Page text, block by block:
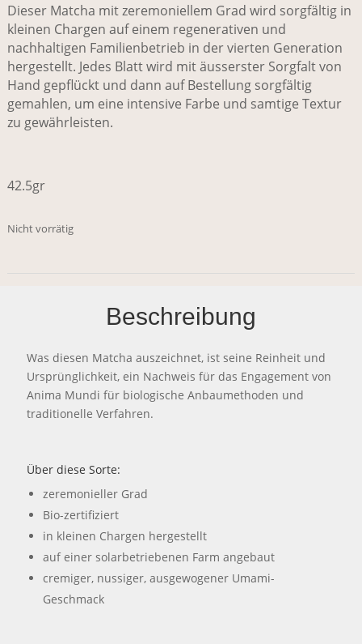
Dieser Matcha mit zeremoniellem Grad wird sorgfältig in
kleinen Chargen auf einem regenerativen und
nachhaltigen Familienbetrieb in der vierten Generation
hergestellt. Jedes Blatt wird mit äusserster Sorgfalt von
Hand gepflückt und dann auf Bestellung sorgfältig
gemahlen, um eine intensive Farbe und samtige Textur
zu gewährleisten.
42.5gr
Nicht vorrätig
Beschreibung
Was diesen Matcha auszeichnet, ist seine Reinheit und
Ursprünglichkeit, ein Nachweis für das Engagement von
Anima Mundi für biologische Anbaumethoden und
traditionelle Verfahren.
Über diese Sorte:
zeremonieller Grad
Bio-zertifiziert
in kleinen Chargen hergestellt
auf einer solarbetriebenen Farm angebaut
cremiger, nussiger, ausgewogener Umami-
Geschmack